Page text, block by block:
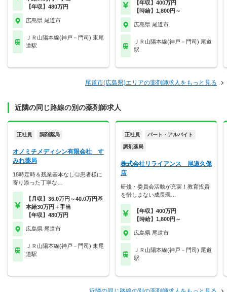
【年収】480万円
広島県 尾道市
ＪＲ山陽本線(神戸－門司) 東尾
道駅
【年収】400万円
【時給】1,800円～
広島県 尾道市
ＪＲ山陽本線(神戸－門司) 尾道
駅
尾道市(広島県)エリアの薬剤師求人をもっと見る
近隣の同じ路線の別の薬剤師求人
正社員 調剤薬局
オノミチメディシン有限会社 す
みれ薬局
18時定時＆残業基本なし◎患者様に
寄り添った丁寧な…
【月収】36.0万円～40.0万円基
本給30万円＋手当
【年収】480万円
広島県 尾道市
ＪＲ山陽本線(神戸－門司) 東尾
道駅
正社員 パート・アルバイト
調剤薬局
株式会社リライアンス 尾道久保
店
研修・委員会活動が充実！教育投資
を惜しまない成長環…
【年収】400万円
【時給】1,800円～
広島県 尾道市
ＪＲ山陽本線(神戸－門司) 尾道
駅